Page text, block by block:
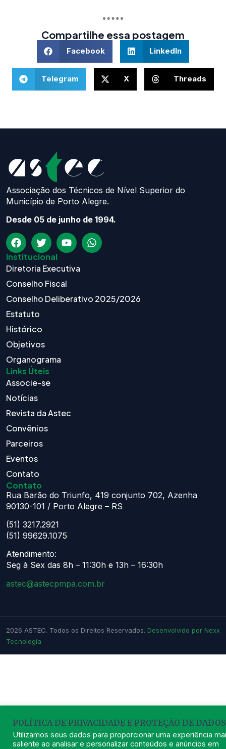
Compartilhe essa postagem
Facebook LinkedIn
Telegram X Threads
Associação dos Técnicos de Nível Superior do
Município de Porto Alegre.
Desde 05 de junho de 1994.
Institucional
Diretoria Executiva
Conselho Fiscal
Conselho Deliberativo 2025/2026
Estatuto
Histórico
Objetivos
Organograma
Links Úteis
Associe-se
Notícias
Revista da Astec
Convênios
Parceiros
Eventos
Contato
Contato
Rua Barão do Triunfo, 419 conjunto 702, Azenha
90130-101 / Porto Alegre – RS
(51) 3217.2921
(51) 99629.1075
Atendimento:
Seg à Sex das 8h – 11:30h e 13h – 16:30h
astec@astecpmpa.com.br
2026 ASTEC. Todos os Direitos Reservados. Desenvolvido por Nexx
Tecnologia
POLÍTICA DE PRIVACIDADE E PROTEÇÃO DE DADOS
Utilizamos seus dados para proporcionar uma experiência
saliente ao analisar e personalizar conteúdos e anúncios em